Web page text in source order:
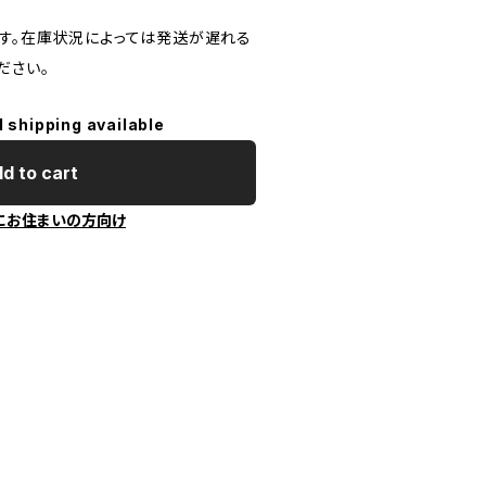
。在庫状況によっては発送が遅れる
い。
shipping available
to cart
お住まいの方向け